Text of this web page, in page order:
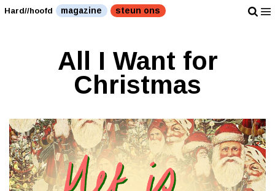
Hard//hoofd magazine steun ons
All I Want for
Christmas